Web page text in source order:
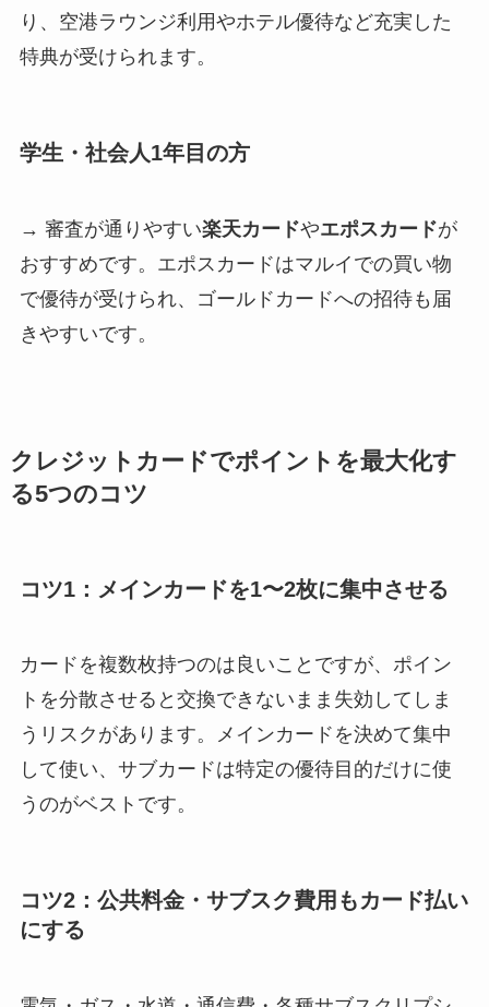
り、空港ラウンジ利用やホテル優待など充実した
特典が受けられます。
学生・社会人1年目の方
→ 審査が通りやすい楽天カードやエポスカードが
おすすめです。エポスカードはマルイでの買い物
で優待が受けられ、ゴールドカードへの招待も届
きやすいです。
クレジットカードでポイントを最大化す
る5つのコツ
コツ1：メインカードを1〜2枚に集中させる
カードを複数枚持つのは良いことですが、ポイン
トを分散させると交換できないまま失効してしま
うリスクがあります。メインカードを決めて集中
して使い、サブカードは特定の優待目的だけに使
うのがベストです。
コツ2：公共料金・サブスク費用もカード払い
にする